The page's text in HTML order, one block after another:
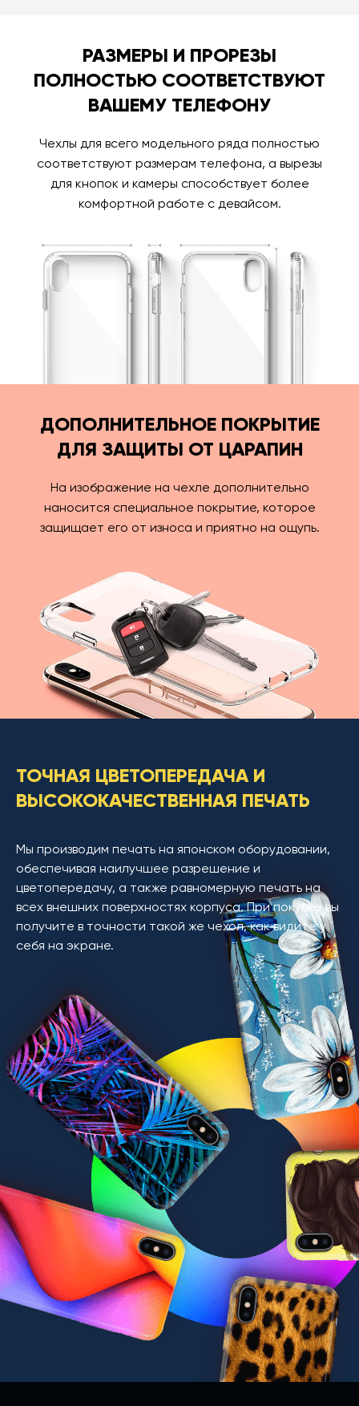
РАЗМЕРЫ И ПРОРЕЗЫ
ПОЛНОСТЬЮ СООТВЕТСТВУЮТ
ВАШЕМУ ТЕЛЕФОНУ
Чехлы для всего модельного ряда полностью
соответствуют размерам телефона, а вырезы
для кнопок и камеры способствует более
комфортной работе с девайсом.
ДОПОЛНИТЕЛЬНОЕ ПОКРЫТИЕ
ДЛЯ ЗАЩИТЫ ОТ ЦАРАПИН
На изображение на чехле дополнительно
наносится специальное покрытие, которое
защищает его от износа и приятно на ощупь.
ТОЧНАЯ ЦВЕТОПЕРЕДАЧА И
ВЫСОКОКАЧЕСТВЕННАЯ ПЕЧАТЬ
Мы производим печать на японском оборудовании,
обеспечивая наилучшее разрешение и
цветопередачу, а также равномерную печать на
всех внешних поверхностях корпуса. При покупке вы
получите в точности такой же чехол, как видите у
себя на экране.